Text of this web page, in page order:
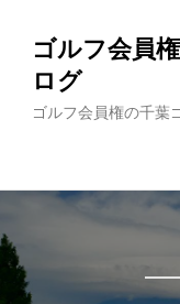
ゴルフ会員
ログ
ゴルフ会員権の千葉